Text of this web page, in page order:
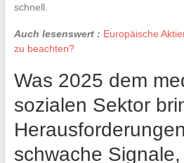
schnell.
Auch lesenswert : Europäische
zu beachten?
Was 2025 dem
sozialen Sektor
schwache